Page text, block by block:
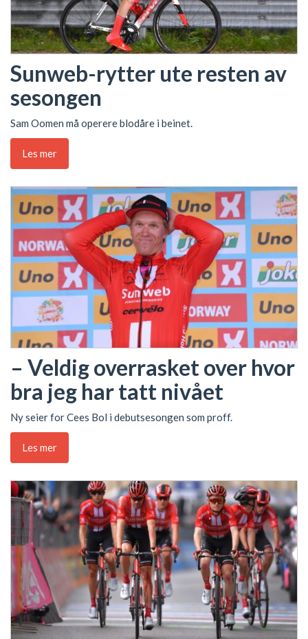
Sunweb-rytter ute resten av
sesongen
Sam Oomen må operere blodåre i beinet.
Les mer
– Veldig overrasket over hvor
bra jeg har tatt nivået
Ny seier for Cees Bol i debutsesongen som proff.
Les mer